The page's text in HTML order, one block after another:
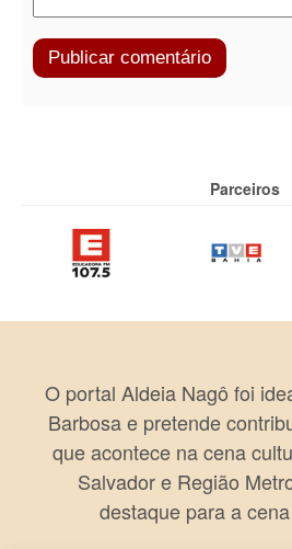
Parceiros
O portal Aldeia Nagô foi
Barbosa e pretende
que acontece na cena
Salvador e Região
destaque para a